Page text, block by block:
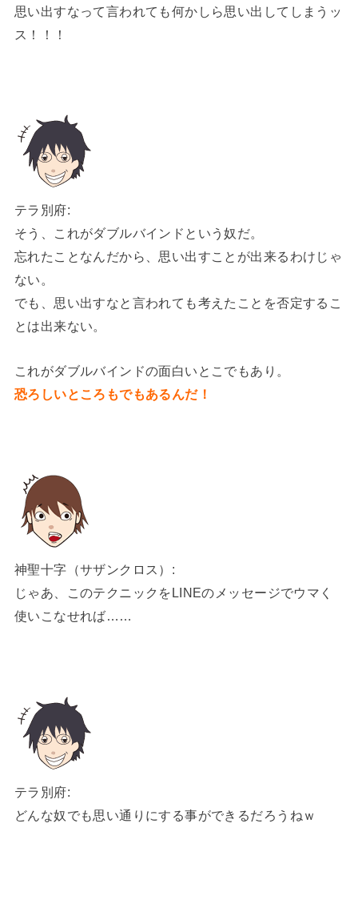
思い出すなって言われても何かしら思い出してしまうッ
ス！！！
テラ別府:
そう、これがダブルバインドという奴だ。
忘れたことなんだから、思い出すことが出来るわけじゃ
ない。
でも、思い出すなと言われても考えたことを否定するこ
とは出来ない。
これがダブルバインドの面白いとこでもあり。
恐ろしいところもでもあるんだ！
神聖十字（サザンクロス）:
じゃあ、このテクニックをLINEのメッセージでウマく
使いこなせれば……
テラ別府:
どんな奴でも思い通りにする事ができるだろうねｗ